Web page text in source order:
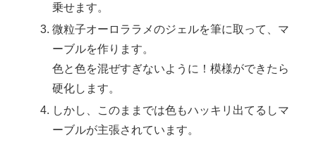
乗せます。
微粒子オーロララメのジェルを筆に取って、マ
ーブルを作ります。
色と色を混ぜすぎないように！模様ができたら
硬化します。
しかし、このままでは色もハッキリ出てるしマ
ーブルが主張されています。